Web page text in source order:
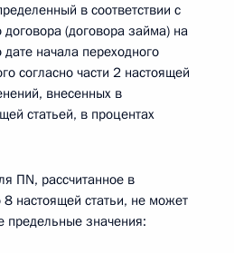
в соответствии с
договора (договора займа) на
начала переходного
согласно части 2 настоящей
внесенных в
статьей, в процентах
ПN, рассчитанное в
8 настоящей статьи, не может
значения: